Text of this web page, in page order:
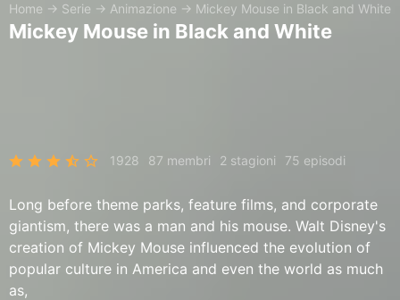
Home → Serie → Animazione → Mickey Mouse in Black and White
Mickey Mouse in Black and White
1928 87 membri 2 stagioni 75 episodi
Long before theme parks, feature films, and corporate
giantism, there was a man and his mouse. Walt Disney's
creation of Mickey Mouse influenced the evolution of
popular culture in America and even the world as much
as,